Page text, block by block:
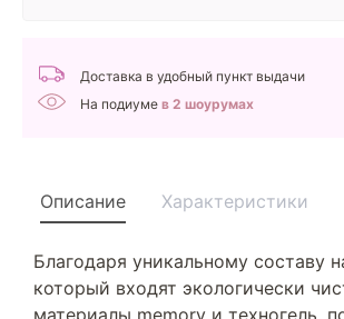
Доставка в удобный пункт выдачи
На подиуме в 2 шоурумах
Описание Характеристики
Благодаря уникальному составу
который входят экологически
материалы memory и техногель,